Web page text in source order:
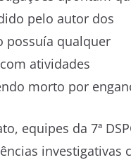
pelo autor dos
possuía qualquer
atividades
morto por
equipes da 7ª
investigativas